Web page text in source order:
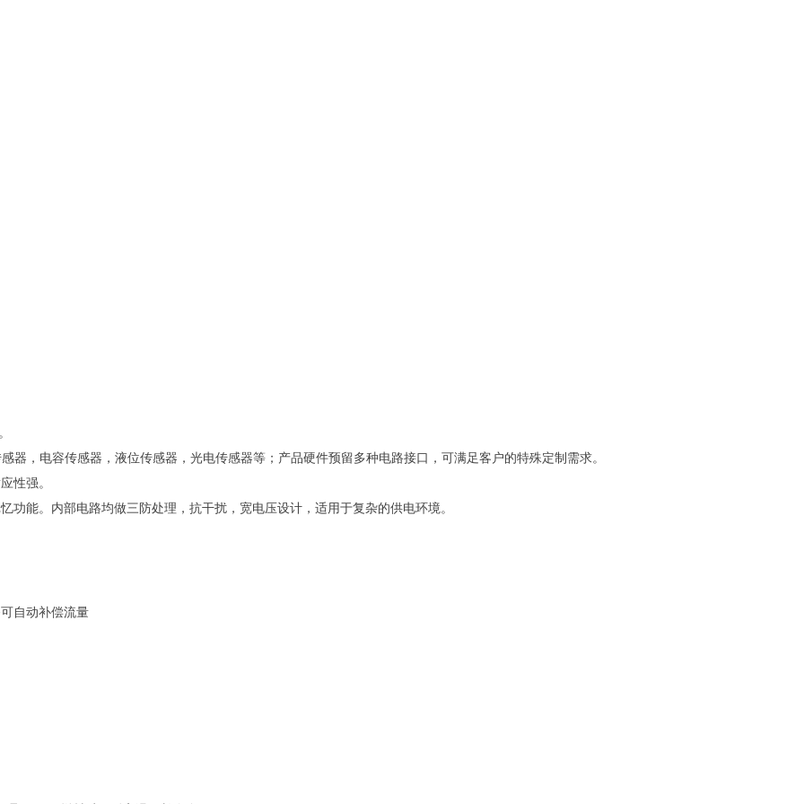
器，电容传感器，液位传感器，光电传感器等；产品硬件预留多种电路接口，可满足客户的特殊定制需求。
性强。
能。内部电路均做三防处理，抗干扰，宽电压设计，适用于复杂的供电环境。
自动补偿流量